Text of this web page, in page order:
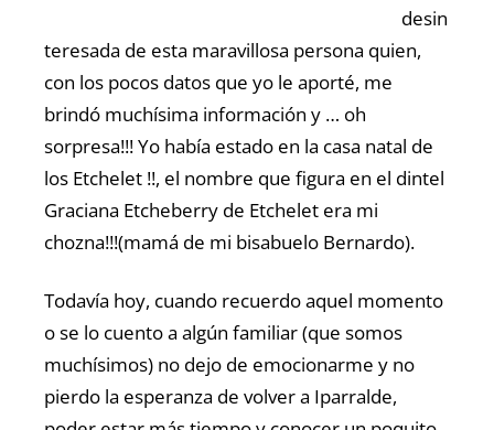
desin
teresada de esta maravillosa persona quien,
con los pocos datos que yo le aporté, me
brindó muchísima información y … oh
sorpresa!!! Yo había estado en la casa natal de
los Etchelet !!, el nombre que figura en el dintel
Graciana Etcheberry de Etchelet era mi
chozna!!!(mamá de mi bisabuelo Bernardo).
Todavía hoy, cuando recuerdo aquel momento
o se lo cuento a algún familiar (que somos
muchísimos) no dejo de emocionarme y no
pierdo la esperanza de volver a Iparralde,